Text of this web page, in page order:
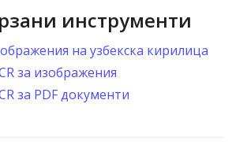
инструменти
на узбекска кирилица
за изображения
за PDF документи